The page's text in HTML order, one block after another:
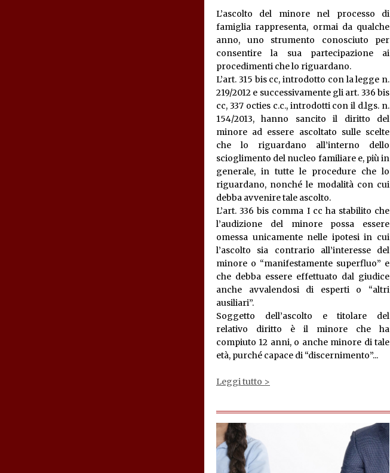
L’ascolto del minore nel processo di
famiglia rappresenta, ormai da qualche
anno, uno strumento conosciuto per
consentire la sua partecipazione ai
procedimenti che lo riguardano.
L’art. 315 bis cc, introdotto con la legge n.
219/2012 e successivamente gli art. 336 bis
cc, 337 octies c.c., introdotti con il d.lgs. n.
154/2013, hanno sancito il diritto del
minore ad essere ascoltato sulle scelte
che lo riguardano all’interno dello
scioglimento del nucleo familiare e, più in
generale, in tutte le procedure che lo
riguardano, nonché le modalità con cui
debba avvenire tale ascolto.
L’art. 336 bis comma I cc ha stabilito che
l’audizione del minore possa essere
omessa unicamente nelle ipotesi in cui
l’ascolto sia contrario all’interesse del
minore o “manifestamente superfluo” e
che debba essere effettuato dal giudice
anche avvalendosi di esperti o “altri
ausiliari”.
Soggetto dell’ascolto e titolare del
relativo diritto è il minore che ha
compiuto 12 anni, o anche minore di tale
età, purché capace di “discernimento”...
Leggi tutto >